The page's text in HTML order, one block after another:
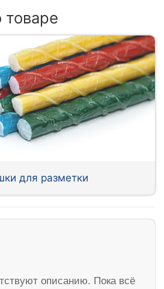
для разметки
описанию. Пока всё